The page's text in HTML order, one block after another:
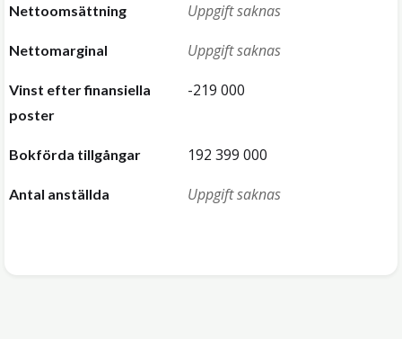
Nettoomsättning Uppgift saknas
Nettomarginal Uppgift saknas
Vinst efter finansiella
poster
-219 000
Bokförda tillgångar 192 399 000
Antal anställda Uppgift saknas